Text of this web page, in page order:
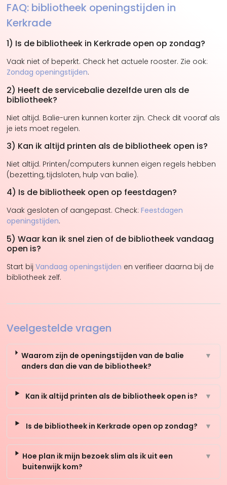
FAQ: bibliotheek openingstijden in
Kerkrade
1) Is de bibliotheek in Kerkrade open op zondag?
Vaak niet of beperkt. Check het actuele rooster. Zie ook:
Zondag openingstijden.
2) Heeft de servicebalie dezelfde uren als de
bibliotheek?
Niet altijd. Balie-uren kunnen korter zijn. Check dit vooraf als
je iets moet regelen.
3) Kan ik altijd printen als de bibliotheek open is?
Niet altijd. Printen/computers kunnen eigen regels hebben
(bezetting, tijdsloten, hulp van balie).
4) Is de bibliotheek open op feestdagen?
Vaak gesloten of aangepast. Check:Feestdagen
openingstijden.
5) Waar kan ik snel zien of de bibliotheek vandaag
open is?
Start bijVandaag openingstijden en verifieer daarna bij de
bibliotheek zelf.
Veelgestelde vragen
Waarom zijn de openingstijden van de balie
anders dan die van de bibliotheek?
▼
Kan ik altijd printen als de bibliotheek open is? ▼
Is de bibliotheek in Kerkrade open op zondag? ▼
Hoe plan ik mijn bezoek slim als ik uit een
buitenwijk kom?
▼